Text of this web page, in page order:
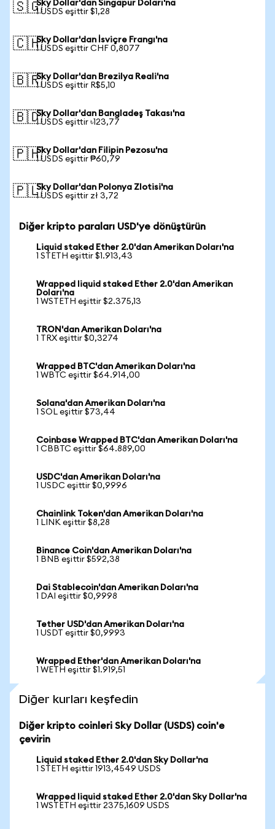
🇸🇬Sky Dollar'dan Singapur Doları'na
1 USDS eşittir $1,28
🇨🇭Sky Dollar'dan İsviçre Frangı'na
1 USDS eşittir CHF 0,8077
🇧🇷Sky Dollar'dan Brezilya Reali'na
1 USDS eşittir R$5,10
🇧🇩Sky Dollar'dan Bangladeş Takası'na
1 USDS eşittir ৳123,77
🇵🇭Sky Dollar'dan Filipin Pezosu'na
1 USDS eşittir ₱60,79
🇵🇱Sky Dollar'dan Polonya Zlotisi'na
1 USDS eşittir zł 3,72
Diğer kripto paraları USD'ye dönüştürün
Liquid staked Ether 2.0'dan Amerikan Doları'na
1 STETH eşittir $1.913,43
Wrapped liquid staked Ether 2.0'dan Amerikan
Doları'na
1 WSTETH eşittir $2.375,13
TRON'dan Amerikan Doları'na
1 TRX eşittir $0,3274
Wrapped BTC'dan Amerikan Doları'na
1 WBTC eşittir $64.914,00
Solana'dan Amerikan Doları'na
1 SOL eşittir $73,44
Coinbase Wrapped BTC'dan Amerikan Doları'na
1 CBBTC eşittir $64.889,00
USDC'dan Amerikan Doları'na
1 USDC eşittir $0,9996
Chainlink Token'dan Amerikan Doları'na
1 LINK eşittir $8,28
Binance Coin'dan Amerikan Doları'na
1 BNB eşittir $592,38
Dai Stablecoin'dan Amerikan Doları'na
1 DAI eşittir $0,9998
Tether USD'dan Amerikan Doları'na
1 USDT eşittir $0,9993
Wrapped Ether'dan Amerikan Doları'na
1 WETH eşittir $1.919,51
Diğer kurları keşfedin
Diğer kripto coinleri Sky Dollar (USDS) coin'e
çevirin
Liquid staked Ether 2.0'dan Sky Dollar'na
1 STETH eşittir 1913,4549 USDS
Wrapped liquid staked Ether 2.0'dan Sky Dollar'na
1 WSTETH eşittir 2375,1609 USDS